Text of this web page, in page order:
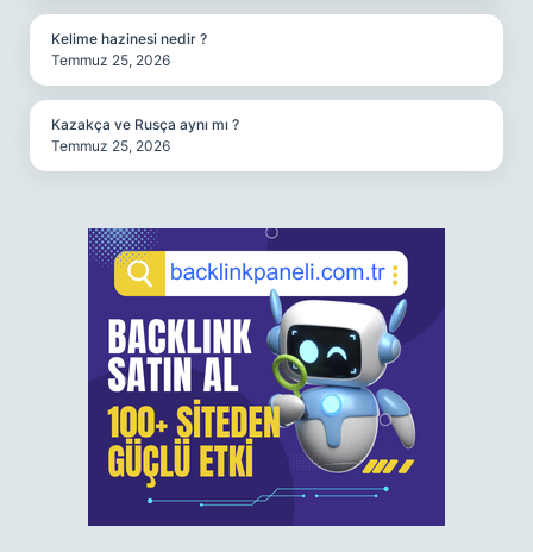
Kelime hazinesi nedir ?
Temmuz 25, 2026
Kazakça ve Rusça aynı mı ?
Temmuz 25, 2026